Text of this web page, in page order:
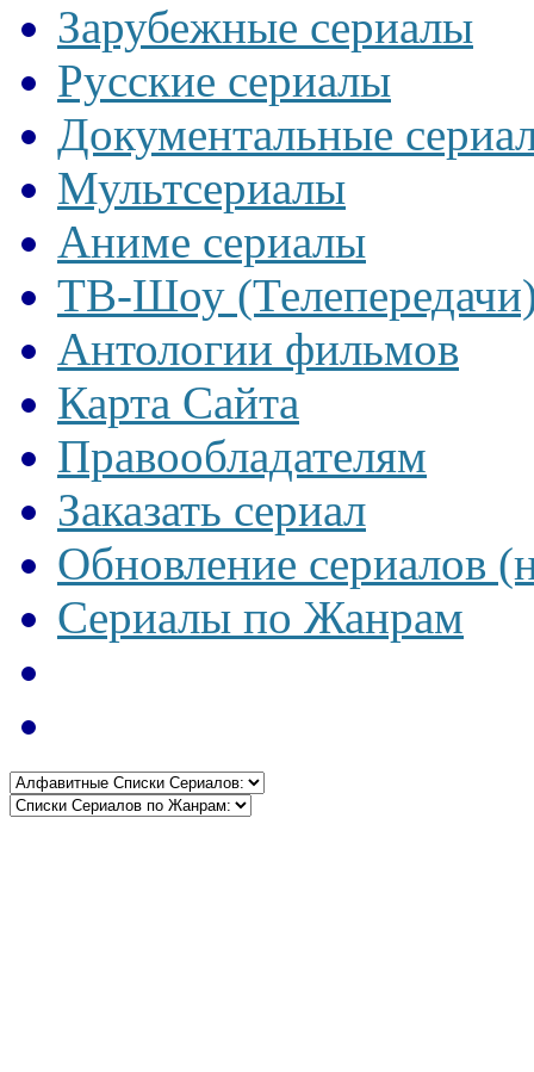
Зарубежные сериалы
Русские сериалы
Документальные
Мультсериалы
Аниме сериалы
ТВ-Шоу
Антологии фильмов
Карта Сайта
Правообладателям
Заказать сериал
Обновление сериалов
Сериалы по Жанрам